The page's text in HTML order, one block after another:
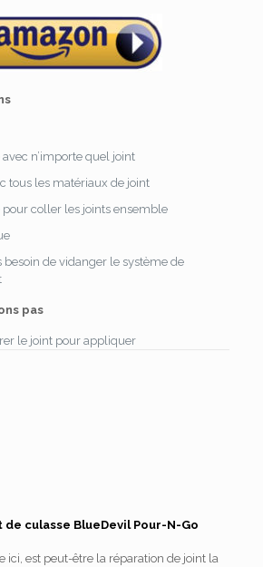
n’importe quel joint
tous les matériaux de joint
pour coller les joints ensemble
besoin de vidanger le système de
pas
le joint pour appliquer
culasse BlueDevil Pour-N-Go
ici, est peut-être la réparation de joint la